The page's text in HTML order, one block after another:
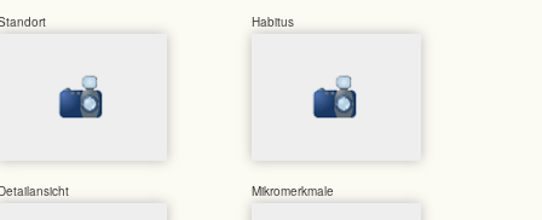
Habitus
Mikromerkmale